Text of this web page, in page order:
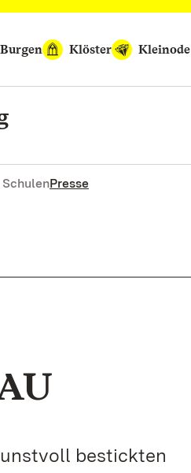
Burgen Klöster Kleinode
Presse
bestickten